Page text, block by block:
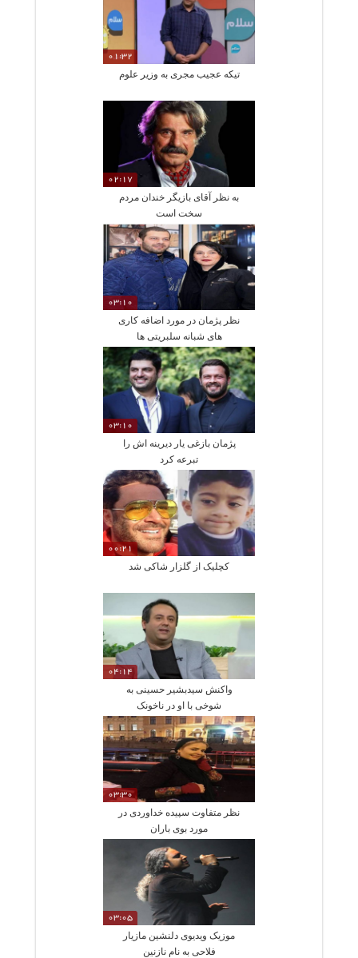
01:32
تیکه عجیب مجری به وزیر علوم
02:17
به نظر آقای بازیگر خندان مردم
سخت است
03:10
نظر پژمان در مورد اضافه کاری
های شبانه سلبریتی ها
03:10
پژمان بازغی یار دیرینه اش را
تبرعه کرد
00:21
کچلیک از گلزار شاکی شد
04:14
واکنش سیدبشیر حسینی به
شوخی با او در ناخونک
03:30
نظر متفاوت سپیده خداوردی در
مورد بوی باران
03:05
موزیک ویدیوی دلنشین مازیار
فلاحی به نام نازنین